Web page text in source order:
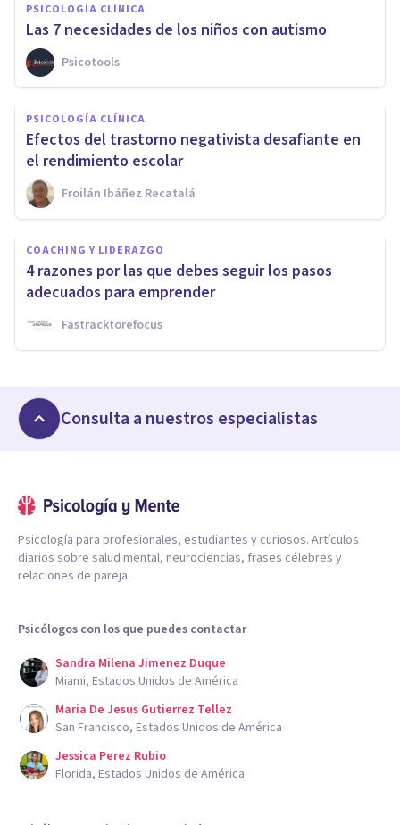
PSICOLOGÍA CLÍNICA
Las 7 necesidades de los niños con autismo
Psicotools
PSICOLOGÍA CLÍNICA
Efectos del trastorno negativista desafiante en
el rendimiento escolar
Froilán Ibáñez Recatalá
COACHING Y LIDERAZGO
4 razones por las que debes seguir los pasos
adecuados para emprender
Fastracktorefocus
Consulta a nuestros especialistas
Psicología para profesionales, estudiantes y curiosos. Artículos
diarios sobre salud mental, neurociencias, frases célebres y
relaciones de pareja.
Psicólogos con los que puedes contactar
Sandra Milena Jimenez Duque
Miami, Estados Unidos de América
Maria De Jesus Gutierrez Tellez
San Francisco, Estados Unidos de América
Jessica Perez Rubio
Florida, Estados Unidos de América